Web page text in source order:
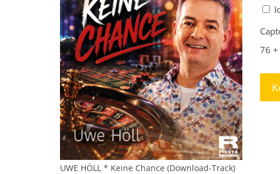
76 +
UWE HÖLL * Keine Chance (Download-Track)